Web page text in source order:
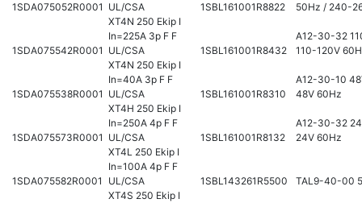
1SDA075052R0001 UL/CSA
1SBL161001R8822
50Hz / 240-
1SDA075542R0001
XT4N 250 Ekip I
In=225A 3p F F
UL/CSA
1SBL161001R8432
A12-30-32
110-120V
1SDA075538R0001
XT4N 250 Ekip I
In=40A 3p F F
UL/CSA
1SBL161001R8310
A12-30-10
48V 60Hz
1SDA075573R0001
XT4H 250 Ekip I
In=250A 4p F F
UL/CSA
1SBL161001R8132
A12-30-32
24V 60Hz
1SDA075582R0001
XT4L 250 Ekip I
In=100A 4p F F
UL/CSA
1SBL143261R5500 TAL9-40-00
XT4S 250 Ekip I